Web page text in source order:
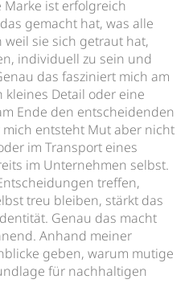
ist erfolgreich
gemacht hat, was alle
sie sich getraut hat,
individuell zu sein und
das fasziniert mich am
Detail oder eine
Ende den entscheidenden
entsteht Mut aber nicht
im Transport eines
im Unternehmen selbst.
treffen,
treu bleiben, stärkt das
Genau das macht
Anhand meiner
geben, warum mutige
für nachhaltigen